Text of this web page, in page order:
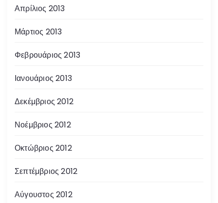
Απρίλιος 2013
Μάρτιος 2013
Φεβρουάριος 2013
Ιανουάριος 2013
Δεκέμβριος 2012
Νοέμβριος 2012
Οκτώβριος 2012
Σεπτέμβριος 2012
Αύγουστος 2012